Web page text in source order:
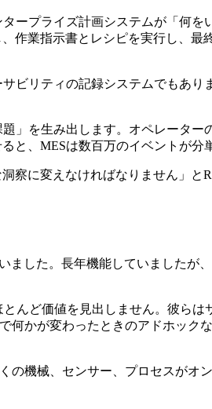
ープライズ計画システムが「何
作業指示書とレシピを実行し、
ビリティの記録システムでもあ
」を生み出します。オペレータ
、MESは数百万のイベントが分
察に変えなければなりません」
ました。長年機能していました
んど価値を見出しません。彼ら
かが変わったときのアドホッ
の機械、センサー、プロセスが